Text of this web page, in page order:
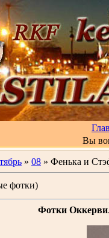
Вы
» 08 » Фенька и
фотки)
Фотки